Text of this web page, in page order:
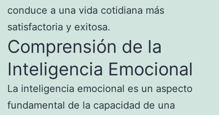
conduce a una vida cotidiana más
satisfactoria y exitosa.
Comprensión de la
Inteligencia Emocional
La inteligencia emocional es un aspecto
fundamental de la capacidad de una